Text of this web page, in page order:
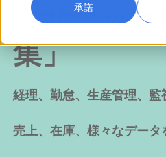
承諾
「サクッ
集」
経理、勤怠、生産管理、監
売上、在庫、様々なデータ